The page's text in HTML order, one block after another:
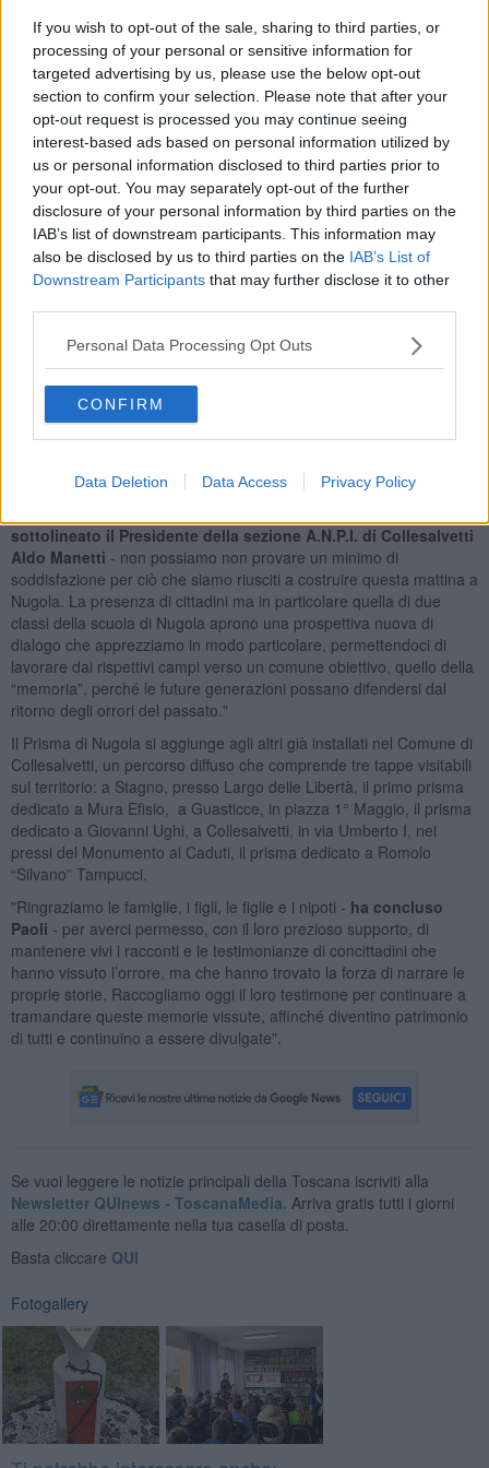
If you wish to opt-out of the sale, sharing to third parties, or
processing of your personal or sensitive information for
targeted advertising by us, please use the below opt-out
section to confirm your selection. Please note that after your
opt-out request is processed you may continue seeing
interest-based ads based on personal information utilized by
us or personal information disclosed to third parties prior to
your opt-out. You may separately opt-out of the further
disclosure of your personal information by third parties on the
IAB’s list of downstream participants. This information may
also be disclosed by us to third parties on the IAB’s List of
Downstream Participants that may further disclose it to other
Personal Data Processing Opt Outs
CONFIRM
Data Deletion Data Access Privacy Policy
"Un Prisma della Memoria è il segno tangibile del ricordo e della
testimonianza di chi è riuscito a salvarsi dalle atrocità della Shoah –
ha dichiarato la sindaca Sara Paoli– ma soprattutto uno
strumento rivolto alle nuove generazioni. Conoscere la storia,
onorare la memoria e sviluppare un pensiero critico è l’unico modo
per non cadere nel populismo e nell’indifferenza, quegli stessi
elementi che circa ottant’anni fa portarono alla pagina più buia della
storia".
“In momenti difficili come questi, dove tutto sembra ripercorrere
sottolineato il Presidente della sezione A.N.P.I. di Collesalvetti
Aldo Manetti - non possiamo non provare un minimo di
soddisfazione per ciò che siamo riusciti a costruire questa mattina a
Nugola. La presenza di cittadini ma in particolare quella di due
classi della scuola di Nugola aprono una prospettiva nuova di
dialogo che apprezziamo in modo particolare, permettendoci di
lavorare dai rispettivi campi verso un comune obiettivo, quello della
“memoria”, perché le future generazioni possano difendersi dal
ritorno degli orrori del passato."
Il Prisma di Nugola si aggiunge agli altri già installati nel Comune di
Collesalvetti, un percorso diffuso che comprende tre tappe visitabili
sul territorio: a Stagno, presso Largo delle Libertà, il primo prisma
dedicato a Mura Efisio, a Guasticce, in piazza 1° Maggio, il prisma
dedicato a Giovanni Ughi, a Collesalvetti, in via Umberto I, nei
pressi del Monumento ai Caduti, il prisma dedicato a Romolo
“Silvano” Tampucci.
"Ringraziamo le famiglie, i figli, le figlie e i nipoti - ha concluso
Paoli - per averci permesso, con il loro prezioso supporto, di
mantenere vivi i racconti e le testimonianze di concittadini che
hanno vissuto l’orrore, ma che hanno trovato la forza di narrare le
proprie storie. Raccogliamo oggi il loro testimone per continuare a
tramandare queste memorie vissute, affinché diventino patrimonio
di tutti e continuino a essere divulgate".
Se vuoi leggere le notizie principali della Toscana iscriviti alla
Newsletter QUInews - ToscanaMedia. Arriva gratis tutti i giorni
alle 20:00 direttamente nella tua casella di posta.
Basta cliccare QUI
Fotogallery